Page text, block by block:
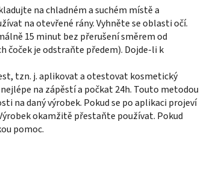
na chladném a suchém místě a
na otevřené rány. Vyhněte se oblasti očí.
15 minut bez přerušení směrem od
čoček je odstraňte předem). Dojde-li k
tzn. j. aplikovat a otestovat kosmetický
na zápěstí a počkat 24h. Touto metodou
na daný výrobek. Pokud se po aplikaci projeví
okamžitě přestaňte používat. Pokud
pomoc.